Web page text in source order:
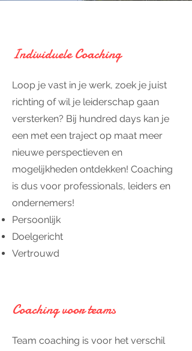
Individuele Coaching
Loop je vast in je werk, zoek je juist
richting of wil je leiderschap gaan
versterken? Bij hundred days kan je
een met een traject op maat meer
nieuwe perspectieven en
mogelijkheden ontdekken! Coaching
is dus voor professionals, leiders en
ondernemers!
Persoonlijk
Doelgericht
Vertrouwd
Coaching voor teams
Team coaching is voor het verschil